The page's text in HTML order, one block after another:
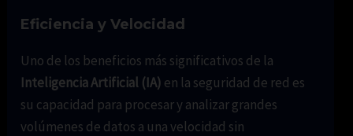
Eficiencia y Velocidad
Uno de los beneficios más significativos de la
Inteligencia Artificial (IA) en la seguridad de red es
su capacidad para procesar y analizar grandes
volúmenes de datos a una velocidad sin